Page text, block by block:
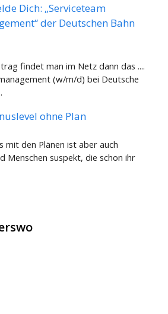
Dich: „Serviceteam
der Deutschen Bahn
findet man im Netz dann das ....
(w/m/d) bei Deutsche
ohne Plan
mit den Plänen ist aber auch
Menschen suspekt, die schon ihr